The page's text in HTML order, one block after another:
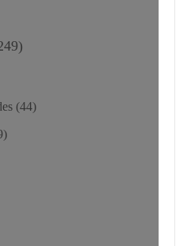
44